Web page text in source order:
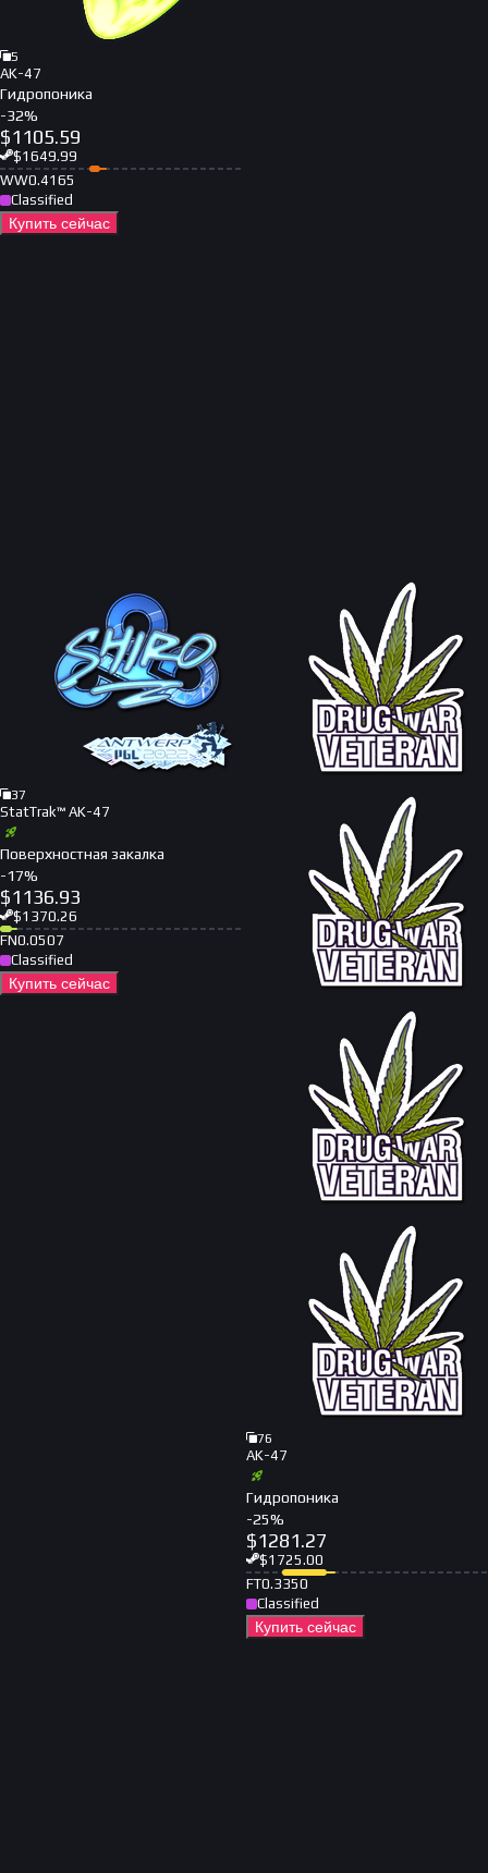
5
AK-47
Гидропоника
-32%
$1105.59
$1649.99
WW0.4165
Classified
Купить сейчас
37
StatTrak™ AK-47
Поверхностная закалка
-17%
$1136.93
$1370.26
FN0.0507
Classified
Купить сейчас
76
AK-47
Гидропоника
-25%
$1281.27
$1725.00
FT0.3350
Classified
Купить сейчас